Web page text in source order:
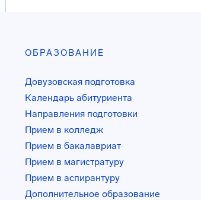
ОБРАЗОВАНИЕ
Довузовская подготовка
Календарь абитуриента
Направления подготовки
Прием в колледж
Прием в бакалавриат
Прием в магистратуру
Прием в аспирантуру
Дополнительное образование